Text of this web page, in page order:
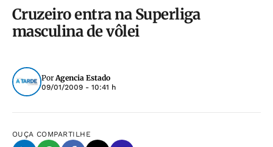
Cruzeiro entra na Superliga
masculina de vôlei
PorAgencia Estado
09/01/2009 - 10:41 h
OUÇA COMPARTILHE